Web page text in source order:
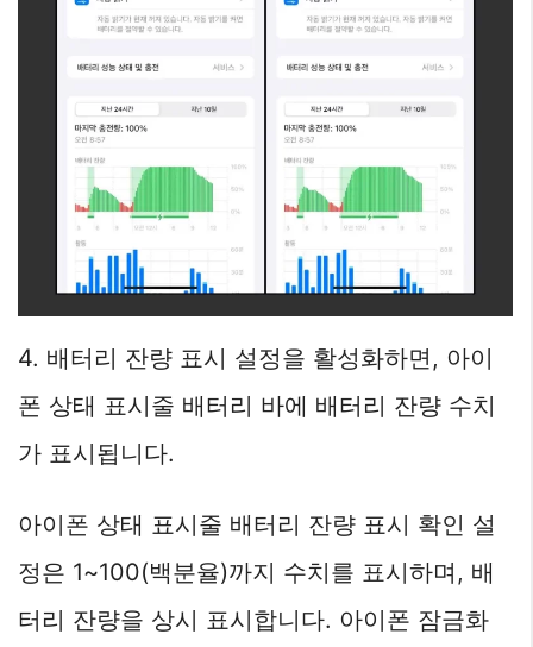
4. 배터리 잔량 표시 설정을 활성화하면, 아이
폰 상태 표시줄 배터리 바에 배터리 잔량 수치
가 표시됩니다.
아이폰 상태 표시줄 배터리 잔량 표시 확인 설
정은 1~100(백분율)까지 수치를 표시하며, 배
터리 잔량을 상시 표시합니다. 아이폰 잠금화